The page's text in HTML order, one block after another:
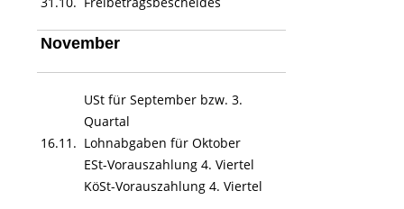
November
16.11.
USt für September bzw. 3.
Quartal
Lohnabgaben für Oktober
ESt-Vorauszahlung 4. Viertel
KöSt-Vorauszahlung 4. Viertel